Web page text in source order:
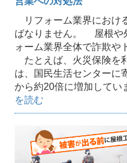
リフォーム業界におけ
ばなりません。 屋根や
ォーム業界全体で詐欺や
たとえば、火災保険を
は、国民生活センターに
から約20倍に増加して
を読む